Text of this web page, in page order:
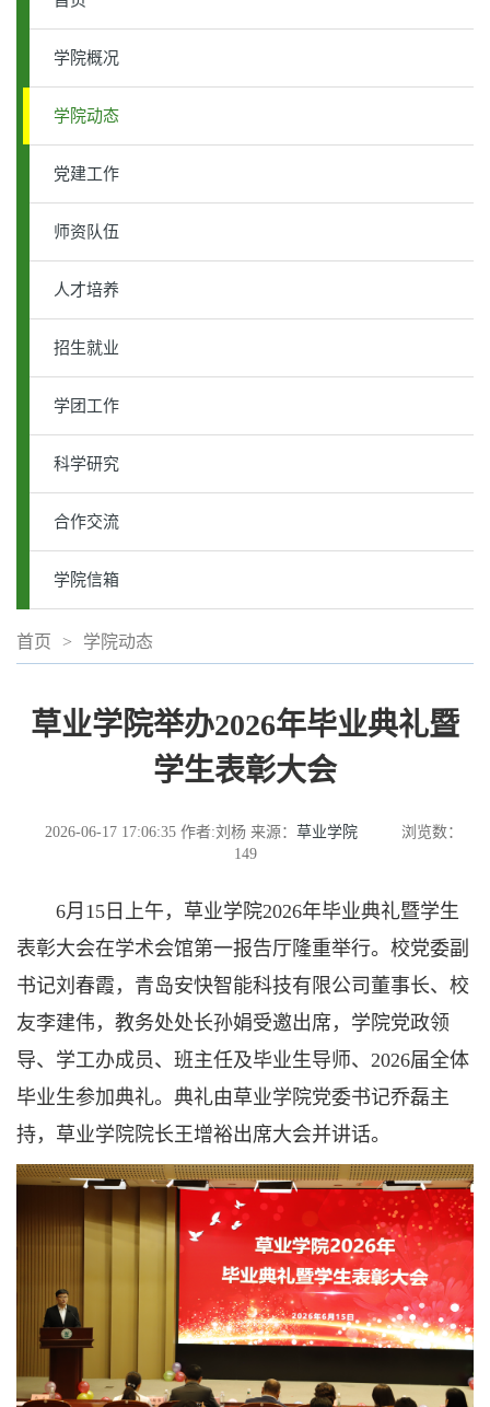
学院概况
学院动态
党建工作
师资队伍
人才培养
招生就业
学团工作
科学研究
合作交流
学院信箱
首页 > 学院动态
草业学院举办2026年毕业典礼暨
学生表彰大会
2026-06-17 17:06:35 作者:刘杨 来源： 草业学院
浏览数：
149
6月15日上午，草业学院2026年毕业典礼暨学生
表彰大会在学术会馆第一报告厅隆重举行。校党委副
书记刘春霞，青岛安快智能科技有限公司董事长、校
友李建伟，教务处处长孙娟受邀出席，学院党政领
导、学工办成员、班主任及毕业生导师、2026届全体
毕业生参加典礼。典礼由草业学院党委书记乔磊主
持，草业学院院长王增裕出席大会并讲话。